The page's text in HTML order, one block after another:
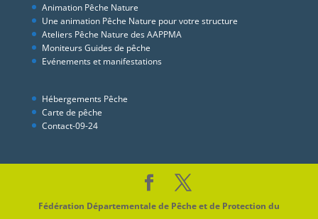
Animation Pêche Nature
Une animation Pêche Nature pour votre structure
Ateliers Pêche Nature des AAPPMA
Moniteurs Guides de pêche
Evénements et manifestations
Hébergements Pêche
Carte de pêche
Contact-09-24
Fédération Départementale de Pêche et de Protection du